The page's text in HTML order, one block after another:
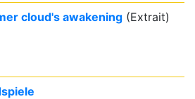
cloud's awakening (Extrait)